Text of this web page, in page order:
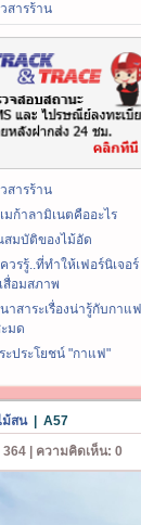
สารร้าน
สารร้าน
มก้าลามิเนตคืออะไร
มบัติของไม้อัด
วรรู้..ที่ทำให้เฟอร์นิเจอร์
สื่อมสภาพ
าสาระเรื่องน่ารู้กับกาแฟ
มด
ะประโยชน์ "กาแฟ"
ม้สน| A57
| ความคิดเห็น: 0